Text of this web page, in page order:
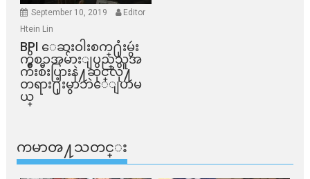
September 10, 2019
Editor
Htein Lin
BPI ​ေဆးဝါးစက္​႐ုံးမွဴး
ကိစၥအမ်ားျပည္​သူအ
က်ိဳးစီးပြားနဲ႔ဆိုင္​လို႔
တရား႐ုံးမွာဘဲေျပာမ
ယ္​
ကမာၻ႔သတင္း